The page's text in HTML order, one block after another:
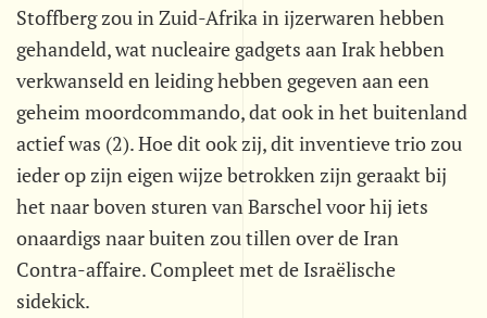
Stoffberg zou in Zuid-Afrika in ijzerwaren hebben
gehandeld, wat nucleaire gadgets aan Irak hebben
verkwanseld en leiding hebben gegeven aan een
geheim moordcommando, dat ook in het buitenland
actief was (2). Hoe dit ook zij, dit inventieve trio zou
ieder op zijn eigen wijze betrokken zijn geraakt bij
het naar boven sturen van Barschel voor hij iets
onaardigs naar buiten zou tillen over de Iran
Contra-affaire. Compleet met de Israëlische
sidekick.